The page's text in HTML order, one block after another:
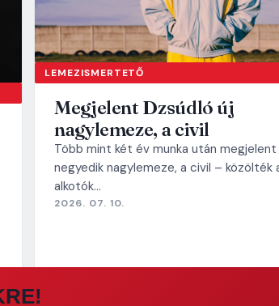
LEMEZISMERTETŐ
Megjelent Dzsúdló új
nagylemeze, a civil
Több mint két év munka után megjelent
negyedik nagylemeze, a civil – közölték
alkotók…
2026. 07. 10.